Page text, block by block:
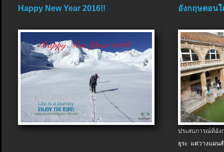
Happy New Year 2016!! อังกฤษตอนใ
ประสบการณ์ที่อัง
ธุระ แต่วางแผน